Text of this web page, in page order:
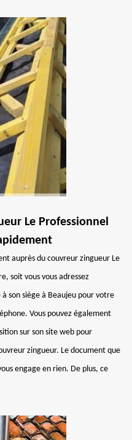
Le Professionnel
auprès du couvreur zingueur Le
soit vous vous adressez
son siège à Beaujeu pour votre
Vous pouvez également
sur son site web pour
zingueur. Le document que
engage en rien. De plus, ce